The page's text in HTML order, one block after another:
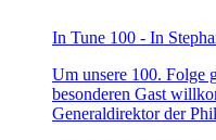
In Tune 100 - In
Um unsere 100. Folge
besonderen Gast
Generaldirektor der